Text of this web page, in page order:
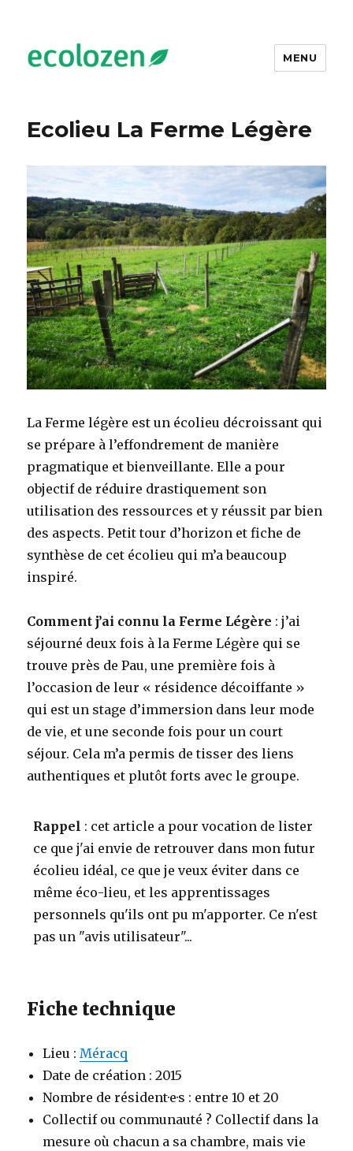
MENU
Ecolieu La Ferme Légère
La Ferme légère est un écolieu décroissant qui
se prépare à l’effondrement de manière
pragmatique et bienveillante. Elle a pour
objectif de réduire drastiquement son
utilisation des ressources et y réussit par bien
des aspects. Petit tour d’horizon et fiche de
synthèse de cet écolieu qui m’a beaucoup
inspiré.
Comment j’ai connu la Ferme Légère : j’ai
séjourné deux fois à la Ferme Légère qui se
trouve près de Pau, une première fois à
l’occasion de leur « résidence décoiffante »
qui est un stage d’immersion dans leur mode
de vie, et une seconde fois pour un court
séjour. Cela m’a permis de tisser des liens
authentiques et plutôt forts avec le groupe.
Rappel : cet article a pour vocation de lister
ce que j'ai envie de retrouver dans mon futur
écolieu idéal, ce que je veux éviter dans ce
même éco-lieu, et les apprentissages
personnels qu'ils ont pu m'apporter. Ce n'est
pas un "avis utilisateur"...
Fiche technique
Lieu :Méracq
Date de création : 2015
Nombre de résident·e·s : entre 10 et 20
Collectif ou communauté ? Collectif dans la
mesure où chacun a sa chambre, mais vie